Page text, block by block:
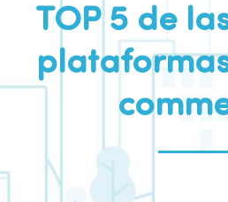
TOP 5 de